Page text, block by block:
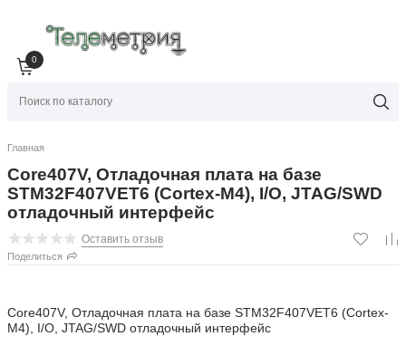
0
Главная
Core407V, Отладочная плата на базе
STM32F407VET6 (Cortex-M4), I/O, JTAG/SWD
отладочный интерфейс
Оставить отзыв
Поделиться
Core407V, Отладочная плата на базе STM32F407VET6 (Cortex-
M4), I/O, JTAG/SWD отладочный интерфейс